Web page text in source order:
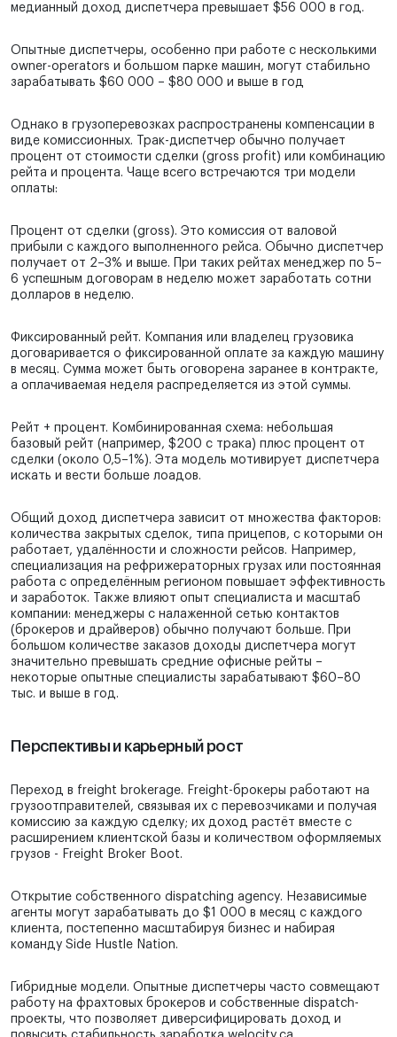
медианный доход диспетчера превышает $56 000 в год.
Опытные диспетчеры, особенно при работе с несколькими
owner-operators и большом парке машин, могут стабильно
зарабатывать $60 000 – $80 000 и выше в год
Однако в грузоперевозках распространены компенсации в
виде комиссионных. Трак-диспетчер обычно получает
процент от стоимости сделки (gross profit) или комбинацию
рейта и процента. Чаще всего встречаются три модели
оплаты:
Процент от сделки (gross). Это комиссия от валовой
прибыли с каждого выполненного рейса. Обычно диспетчер
получает от 2–3% и выше. При таких рейтах менеджер по 5–
6 успешным договорам в неделю может заработать сотни
долларов в неделю.
Фиксированный рейт. Компания или владелец грузовика
договаривается о фиксированной оплате за каждую машину
в месяц. Сумма может быть оговорена заранее в контракте,
а оплачиваемая неделя распределяется из этой суммы.
Рейт + процент. Комбинированная схема: небольшая
базовый рейт (например, $200 с трака) плюс процент от
сделки (около 0,5–1%). Эта модель мотивирует диспетчера
искать и вести больше лоадов.
Общий доход диспетчера зависит от множества факторов:
количества закрытых сделок, типа прицепов, с которыми он
работает, удалённости и сложности рейсов. Например,
специализация на рефрижераторных грузах или постоянная
работа с определённым регионом повышает эффективность
и заработок. Также влияют опыт специалиста и масштаб
компании: менеджеры с налаженной сетью контактов
(брокеров и драйверов) обычно получают больше. При
большом количестве заказов доходы диспетчера могут
значительно превышать средние офисные рейты –
некоторые опытные специалисты зарабатывают $60–80
тыс. и выше в год.
Перспективы и карьерный рост
Переход в freight brokerage. Freight-брокеры работают на
грузоотправителей, связывая их с перевозчиками и получая
комиссию за каждую сделку; их доход растёт вместе с
расширением клиентской базы и количеством оформляемых
грузов - Freight Broker Boot.
Открытие собственного dispatching agency. Независимые
агенты могут зарабатывать до $1 000 в месяц с каждого
клиента, постепенно масштабируя бизнес и набирая
команду Side Hustle Nation.
Гибридные модели. Опытные диспетчеры часто совмещают
работу на фрахтовых брокеров и собственные dispatch-
проекты, что позволяет диверсифицировать доход и